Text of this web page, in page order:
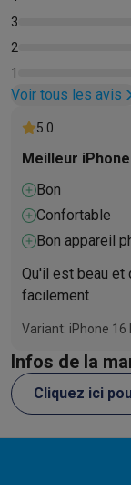
3
2
1
Voir tous les avis
5.0
Meilleur iPhone
Bon
Confortable
Bon appareil
Qu'il est beau et
facilement
Variant: iPhone 16
Infos de la
Cliquez ici